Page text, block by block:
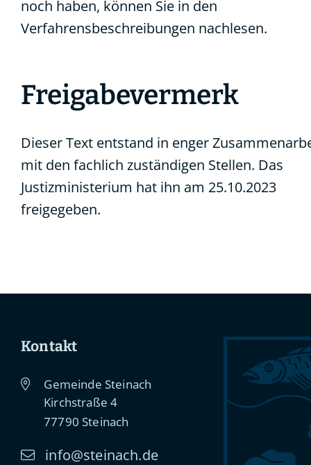
noch haben, können Sie in den
Verfahrensbeschreibungen nachlesen.
Freigabevermerk
Dieser Text entstand in enger
mit den fachlich zuständigen Stellen. Das
Justizministerium hat ihn am 25.10.2023
freigegeben.
Kontakt
Gemeinde Steinach
Kirchstraße 4
77790 Steinach
info@steinach.de